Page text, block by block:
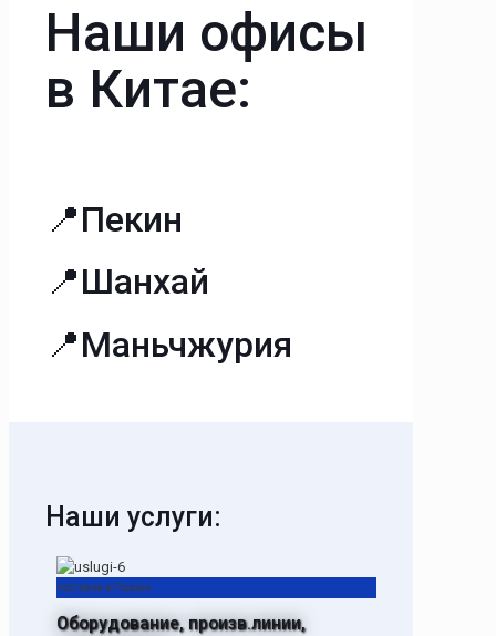
Наши офисы
в Китае:
📍Пекин
📍Шанхай
📍Маньчжурия
Наши услуги:
поставки в Россию
Оборудование, произв.линии,